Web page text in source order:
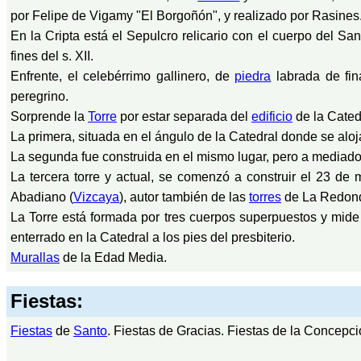
por Felipe de Vigamy "El Borgoñón", y realizado por
En la Cripta está el Sepulcro relicario con el cuerpo del
fines del s. XII.
Enfrente, el celebérrimo gallinero, de piedra labrada de
peregrino.
Sorprende la Torre por estar separada del edificio de la
La primera, situada en el ángulo de la Catedral donde se
La segunda fue construida en el mismo lugar, pero a
La tercera torre y actual, se comenzó a construir el 23
Abadiano (Vizcaya), autor también de las torres de La
La Torre está formada por tres cuerpos superpuestos y
enterrado en la Catedral a los pies del presbiterio.
Murallas de la Edad Media.
Fiestas:
Fiestas de Santo. Fiestas de Gracias. Fiestas de la